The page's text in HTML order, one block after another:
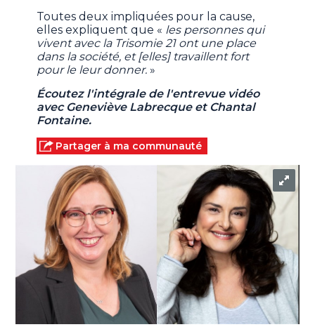
Toutes deux impliquées pour la cause,
elles expliquent que « les personnes qui
vivent avec la Trisomie 21 ont une place
dans la société, et [elles] travaillent fort
pour le leur donner. »
Écoutez l'intégrale de l'entrevue vidéo
avec Geneviève Labrecque et Chantal
Fontaine.
Partager à ma communauté